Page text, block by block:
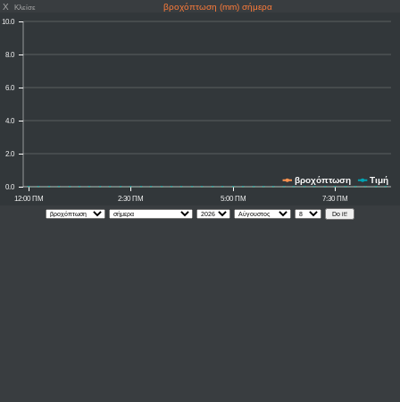
X Κλείσε βροχόπτωση (mm) σήμερα